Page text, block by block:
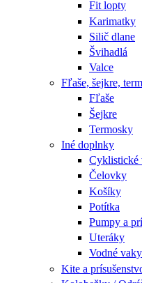
Fit lopty
Karimatky
Silič dlane
Švihadlá
Valce
Fľaše, šejkre,
Fľaše
Šejkre
Termosky
Iné doplnky
Cyklistické
Čelovky
Košíky
Potítka
Pumpy a
Uteráky
Vodné vaky
Kite a